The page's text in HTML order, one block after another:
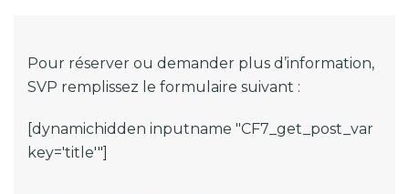
Pour réserver ou demander plus d’information,
SVP remplissez le formulaire suivant :
[dynamichidden inputname "CF7_get_post_var
key='title'"]